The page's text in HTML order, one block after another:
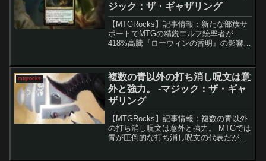
ジック：ザ・ギャザリング
【MTGRocks】記事情報：新たな部族サ
ポートでMTGの精鋭エルフ統率者が
418%高騰『ローウィンの昏明』の影響に
は、マジック：ザ・ギャザリングの市場
に大きな影響を与...
mtgrocks
複数の青以外の打ち消し呪文は意
外と強力。 -マジック：ザ・ギャ
ザリング
【MTGRocks】記事情報：複数の青以外
の打ち消し呪文は意外と強力。 MTGでは
青が圧倒的な打ち消し呪文の代表だが、